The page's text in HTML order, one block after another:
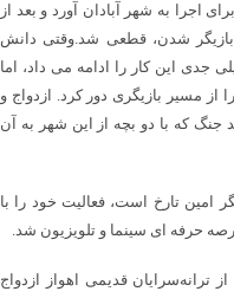
اجرا به شهر آبادان آورد و بعد از
بازیگر شدن، قطعی شد.وقتی دانش
جدی این کار را ادامه می داد، اما
از مسیر بازیگری دور کرد. ازدواج و
جنگ که با دو بچه از این شهر به آن
امین تارخ است، فعالیت خود را با
ترانه‌سرایان قدیمی اهواز ازدواج